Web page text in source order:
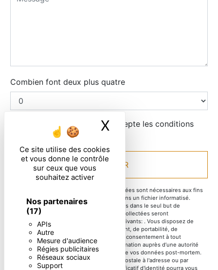
Ce site utilise des cookies
et vous donne le contrôle
sur ceux que vous
souhaitez activer
Nos partenaires
(17)
APIs
Autre
Mesure d'audience
Régies publicitaires
Réseaux sociaux
Support
X Masquer le
Combien font deux plus quatre
En cochant cette case, j'accepte les conditions
particulières ci-dessous **
ENVOYER
** Les données personnelles communiquées sont nécessaires aux fins
de vous contacter et sont enregistrées dans un fichier informatisé.
Elles sont destinées à et ses sous-traitants dans le seul but de
répondre à votre message. Les données collectées seront
communiquées aux seuls destinataires suivants: . Vous disposez de
droits d’accès, de rectification, d’effacement, de portabilité, de
limitation, d’opposition, de retrait de votre consentement à tout
moment et du droit d’introduire une réclamation auprès d’une autorité
de contrôle, ainsi que d’organiser le sort de vos données post-mortem.
Vous pouvez exercer ces droits par voie postale à l'adresse ou par
courrier électronique à l'adresse . Un justificatif d'identité pourra vous